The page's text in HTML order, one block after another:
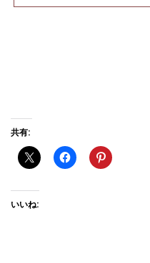
共有:
いいね: